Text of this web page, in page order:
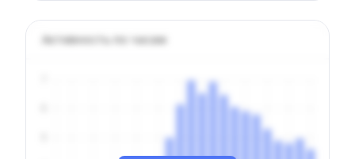
Активность по часам